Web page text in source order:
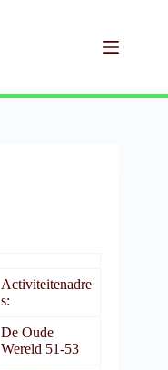
Activiteitenadre
s:
De Oude
Wereld 51-53